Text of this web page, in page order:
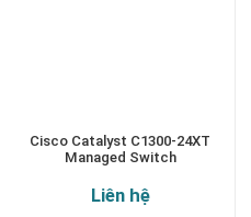
Cisco Catalyst C1300-24XT
Managed Switch
Liên hệ